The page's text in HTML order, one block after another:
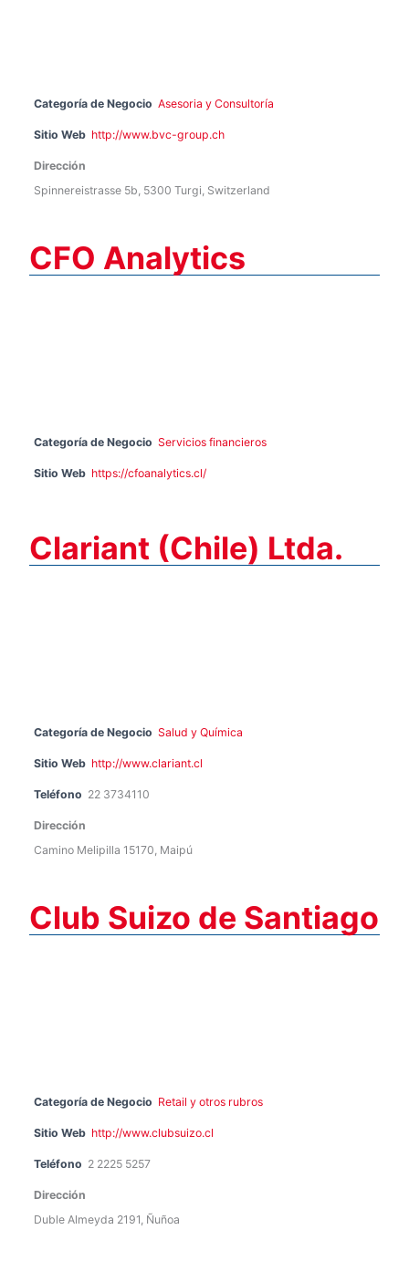
Categoría de Negocio Asesoria y Consultoría
Sitio Web http://www.bvc-group.ch
Dirección
Spinnereistrasse 5b, 5300 Turgi, Switzerland
CFO Analytics
Categoría de Negocio Servicios financieros
Sitio Web https://cfoanalytics.cl/
Clariant (Chile) Ltda.
Categoría de Negocio Salud y Química
Sitio Web http://www.clariant.cl
Teléfono 22 3734110
Dirección
Camino Melipilla 15170, Maipú
Club Suizo de Santiago
Categoría de Negocio Retail y otros rubros
Sitio Web http://www.clubsuizo.cl
Teléfono 2 2225 5257
Dirección
Duble Almeyda 2191, Ñuñoa